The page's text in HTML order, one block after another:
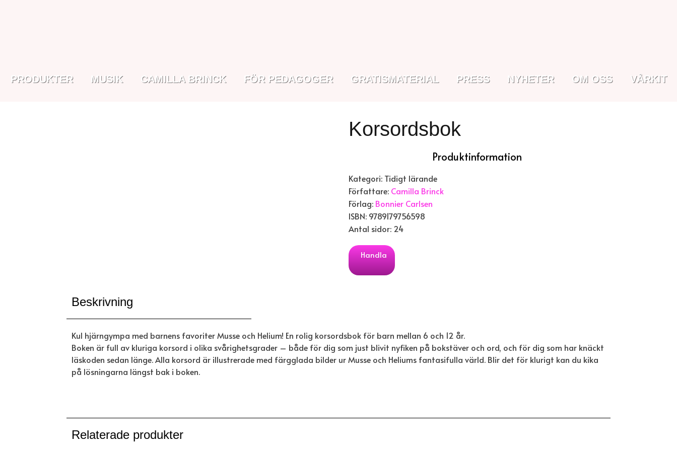
PRODUKTER MUSIK CAMILLA BRINCK FÖR PEDAGOGER GRATISMATERIAL PRESS NYHETER OM OSS VÅRKIT
Korsordsbok
Produktinformation
Kategori: Tidigt lärande
Författare: Camilla Brinck
Förlag: Bonnier Carlsen
ISBN: 9789179756598
Antal sidor: 24
Handla
Beskrivning
Kul hjärngympa med barnens favoriter Musse och Helium! En rolig korsordsbok för barn mellan 6 och 12 år.
Boken är full av kluriga korsord i olika svårighetsgrader – både för dig som just blivit nyfiken på bokstäver och ord, och för dig som har knäckt
läskoden sedan länge. Alla korsord är illustrerade med färgglada bilder ur Musse och Heliums fantasifulla värld. Blir det för klurigt kan du kika
på lösningarna längst bak i boken.
Relaterade produkter